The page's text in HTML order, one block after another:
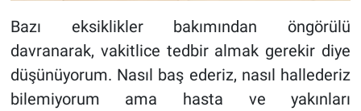
Bazı eksiklikler bakımından öngörülü
davranarak, vakitlice tedbir almak gerekir diye
düşünüyorum. Nasıl baş ederiz, nasıl hallederiz
bilemiyorum ama hasta ve yakınları